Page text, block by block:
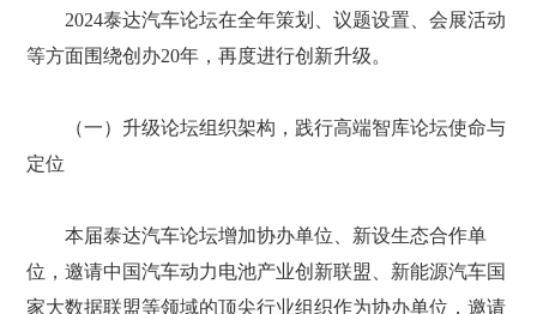
2024泰达汽车论坛在全年策划、议题设置、会展活动
等方面围绕创办20年，再度进行创新升级。
（一）升级论坛组织架构，践行高端智库论坛使命与
定位
本届泰达汽车论坛增加协办单位、新设生态合作单
位，邀请中国汽车动力电池产业创新联盟、新能源汽车国
家大数据联盟等领域的顶尖行业组织作为协办单位，邀请